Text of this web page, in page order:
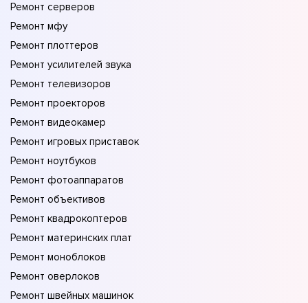
Ремонт серверов
Ремонт мфу
Ремонт плоттеров
Ремонт усилителей звука
Ремонт телевизоров
Ремонт проекторов
Ремонт видеокамер
Ремонт игровых приставок
Ремонт ноутбуков
Ремонт фотоаппаратов
Ремонт объективов
Ремонт квадрокоптеров
Ремонт материнских плат
Ремонт моноблоков
Ремонт оверлоков
Ремонт швейных машинок